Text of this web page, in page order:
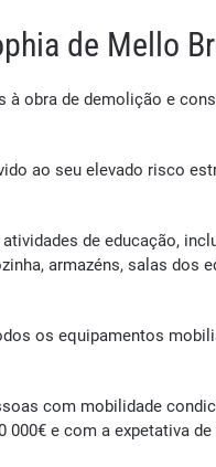
de Mello
obra de demolição e
ao seu elevado risco
de educação,
armazéns, salas
os equipamentos
com mobilidade
e com a expetativa